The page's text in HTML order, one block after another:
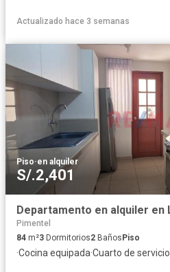
Actualizado hace 3 semanas
Piso·en alquiler
S/.2,401
Pimentel
84 m²3 Dormitorios2 Baños Piso
·Cocina equipada·Cuarto de servicio